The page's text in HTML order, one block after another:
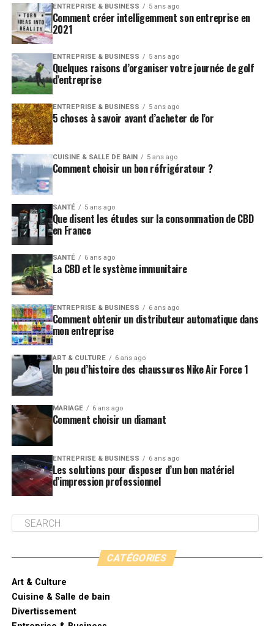
ENTREPRISE & BUSINESS 5 ans ago
Comment créer intelligemment son entreprise en
2021
ENTREPRISE & BUSINESS 5 ans ago
Quelques raisons d’organiser votre journée de golf
d’entreprise
ENTREPRISE & BUSINESS 5 ans ago
5 choses à savoir avant d’acheter de l’or
CUISINE & SALLE DE BAIN 5 ans ago
Comment choisir un bon réfrigérateur ?
SANTÉ 5 ans ago
Que disent les études sur la consommation de CBD
en France
SANTÉ 6 ans ago
La CBD et le système immunitaire
ENTREPRISE & BUSINESS 6 ans ago
Comment obtenir un distributeur automatique dans
mon entreprise
ART & CULTURE 6 ans ago
Un peu d’histoire des chaussures Nike Air Force 1
MARIAGE 6 ans ago
Comment choisir un diamant
ENTREPRISE & BUSINESS 6 ans ago
Les solutions pour disposer d’un bon matériel
d’impression professionnel
CATÉGORIES
Art & Culture
Cuisine & Salle de bain
Divertissement